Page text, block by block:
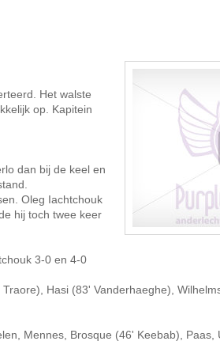
Het walste
op. Kapitein
dan bij de keel en
Oleg Iachtchouk
hij toch twee keer
3-0 en 4-0
Hasi (83' Vanderhaeghe),
Mennes, Brosque (46' Keebab), Paas,